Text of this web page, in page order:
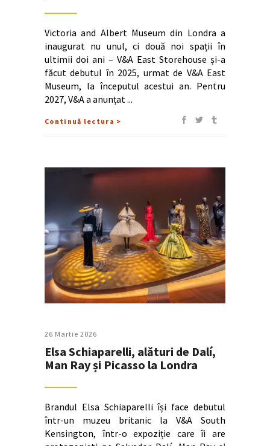
Victoria and Albert Museum din Londra a
inaugurat nu unul, ci două noi spații în
ultimii doi ani – V&A East Storehouse și-a
făcut debutul în 2025, urmat de V&A East
Museum, la începutul acestui an. Pentru
2027, V&A a anunțat
Continuă lectura >
26 Martie 2026
Elsa Schiaparelli, alături de Dalí,
Man Ray și Picasso la Londra
Brandul Elsa Schiaparelli își face debutul
într-un muzeu britanic la V&A South
Kensington, într-o expoziție care îi are